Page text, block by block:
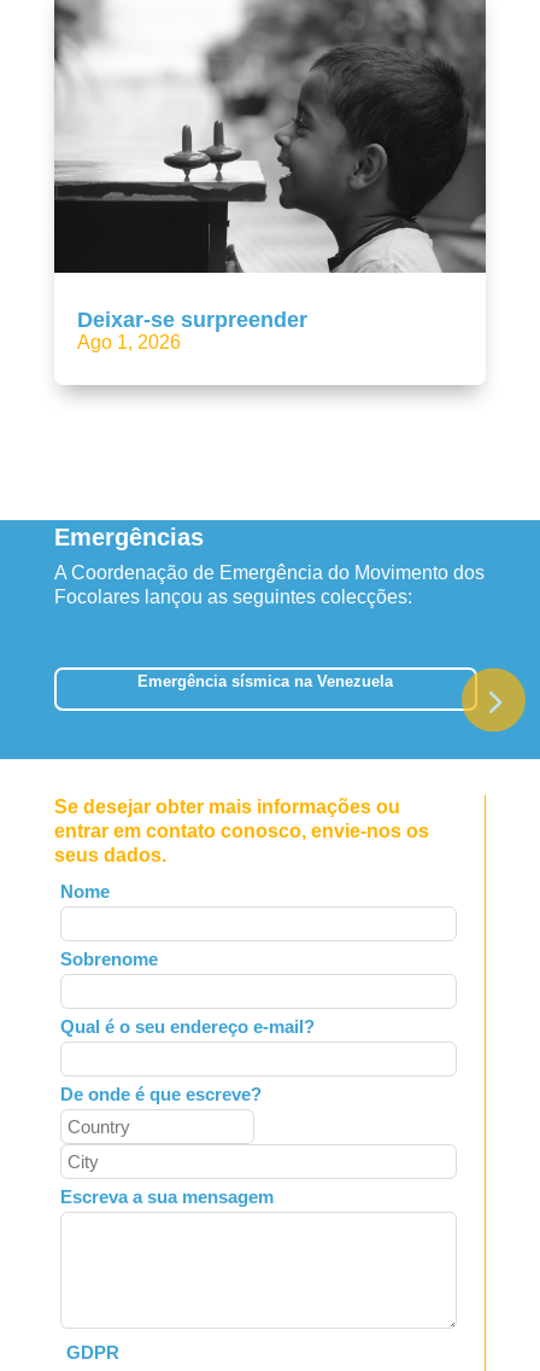
Deixar-se surpreender
Ago 1, 2026
Emergências
A Coordenação de Emergência do Movimento dos
Focolares lançou as seguintes colecções:
Emergência sísmica na Venezuela
Se desejar obter mais informações ou
entrar em contato conosco, envie-nos os
seus dados.
Leave
this
field
blank
Nome
Sobrenome
Qual é o seu endereço e-mail?
De onde é que escreve?
Escreva a sua mensagem
GDPR